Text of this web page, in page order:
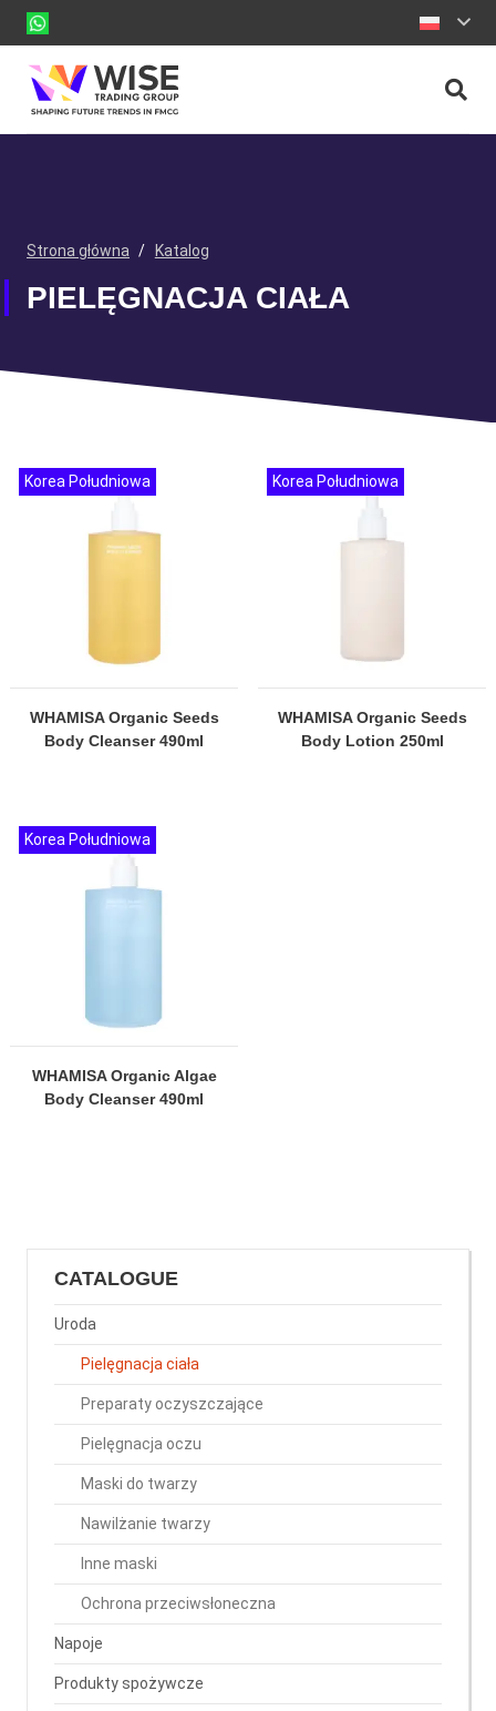
Strona główna / Katalog
PIELĘGNACJA CIAŁA
CATALOGUE
Uroda
Pielęgnacja ciała
Preparaty oczyszczające
Pielęgnacja oczu
Maski do twarzy
Nawilżanie twarzy
Inne maski
Ochrona przeciwsłoneczna
Napoje
Produkty spożywcze
WHAMISA Organic Seeds
Body Cleanser 490ml
Korea Południowa
WHAMISA Organic Seeds
Body Lotion 250ml
Korea Południowa
WHAMISA Organic Algae
Body Cleanser 490ml
Korea Południowa